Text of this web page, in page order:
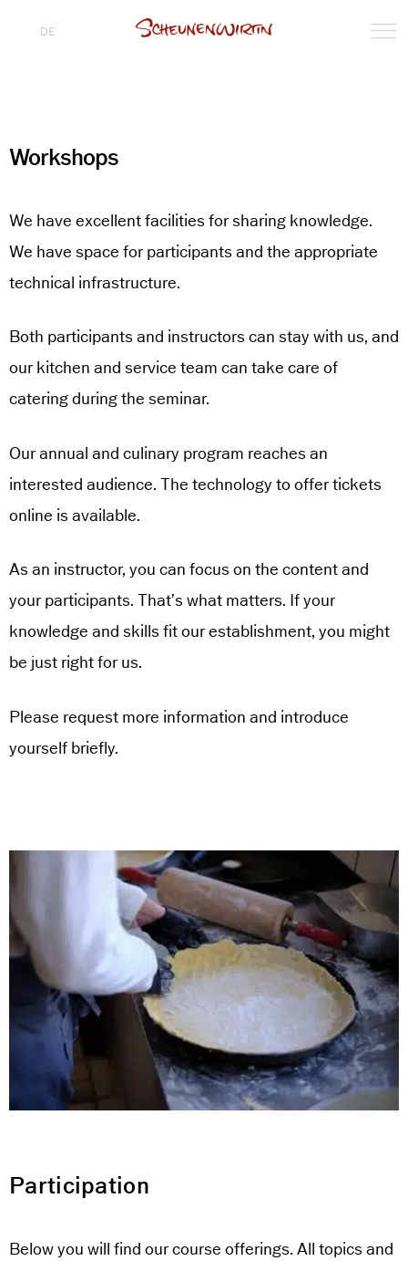
DE
Workshops
We have excellent facilities for sharing knowledge.
We have space for participants and the appropriate
technical infrastructure.
Both participants and instructors can stay with us, and
our kitchen and service team can take care of
catering during the seminar.
Our annual and culinary program reaches an
interested audience. The technology to offer tickets
online is available.
As an instructor, you can focus on the content and
your participants. That’s what matters. If your
knowledge and skills fit our establishment, you might
be just right for us.
Please request more information and introduce
yourself briefly.
Participation
Below you will find our course offerings. All topics and